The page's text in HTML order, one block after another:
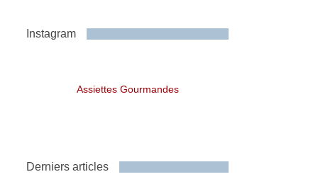
Instagram
Assiettes Gourmandes
Derniers articles